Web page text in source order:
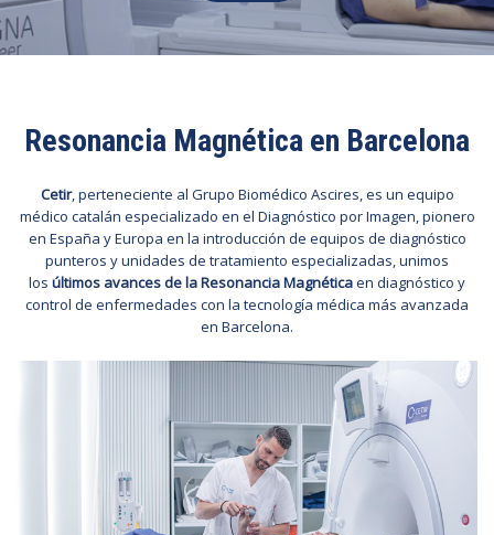
Resonancia Magnética en Barcelona
Cetir, perteneciente al Grupo Biomédico Ascires , es un equipo
médico catalán especializado en el Diagnóstico por Imagen, pionero
en España y Europa en la introducción de equipos de diagnóstico
punteros y unidades de tratamiento especializadas, unimos
los últimos avances de la Resonancia Magnéticaen diagnóstico y
control de enfermedades con la tecnología médica más avanzada
en Barcelona.